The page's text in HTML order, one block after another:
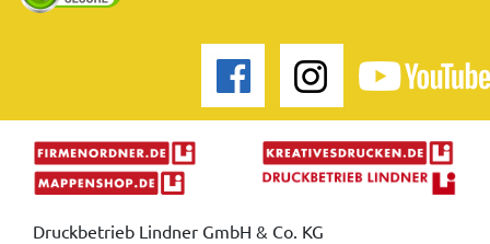
Druckbetrieb Lindner GmbH & Co. KG